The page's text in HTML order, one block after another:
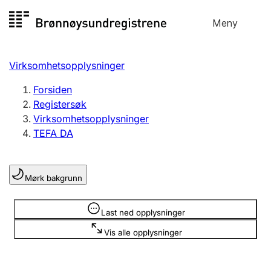
til
Meny
Registersøk
Aksjeselskap
Enkeltpersonforetak
Registrere, endre, slette
Lag og forening
Registrere, endre, slette
Virksomhetsopplysninger
Forsiden
Registersøk
Virksomhetsopplysninger
TEFA DA
Mørk bakgrunn
Last ned opplysninger
Vis alle opplysninger
Opplysninger er skjult